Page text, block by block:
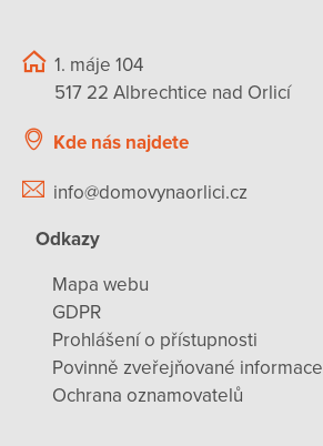
1. máje 104
517 22 Albrechtice nad Orlicí
Kde nás najdete
info@domovynaorlici.cz
Odkazy
Mapa webu
GDPR
Prohlášení o přístupnosti
Povinně zveřejňované informace
Ochrana oznamovatelů